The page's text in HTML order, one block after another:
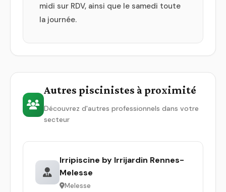
midi sur RDV, ainsi que le samedi toute
la journée.
Autres piscinistes à proximité
Découvrez d'autres professionnels dans votre
secteur
Irripiscine by Irrijardin Rennes-
Melesse
Melesse